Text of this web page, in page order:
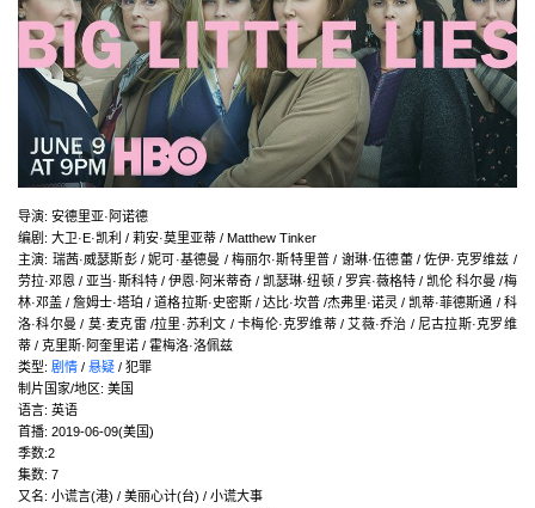
导演: 安德里亚·阿诺德
编剧 : 大卫·E·凯利 / 莉安·莫里亚蒂 / Matthew Tinker
主演: 瑞茜·威瑟斯彭 / 妮可·基德曼 / 梅丽尔·斯特里普 / 谢琳·伍德蕾 / 佐伊·克罗维兹 /
劳拉·邓恩 / 亚当·斯科特 / 伊恩·阿米蒂奇 / 凯瑟琳·纽顿 / 罗宾·薇格特 / 凯伦 科尔曼 /梅
林·邓盖 / 詹姆士·塔珀 / 道格拉斯·史密斯 / 达比·坎普 /杰弗里·诺灵 / 凯蒂·菲德斯通 / 科
洛·科尔曼 / 莫·麦克雷 /拉里·苏利文 / 卡梅伦·克罗维蒂 / 艾薇·乔治 / 尼古拉斯·克罗维
蒂 / 克里斯·阿奎里诺 / 霍梅洛·洛佩兹
类型: 剧情 / 悬疑 / 犯罪
制片国家/地区: 美国
语言: 英语
首播: 2019-06-09(美国)
季数:2
集数: 7
又名: 小谎言(港) / 美丽心计(台) / 小谎大事